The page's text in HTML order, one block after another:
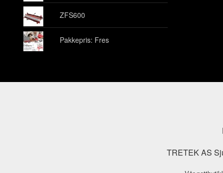
ZFS600
Pakkepris: Fres
TRETEK AS